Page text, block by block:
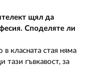
щял да
Споделяте ли
класната стая няма
тази гъвкавост, за